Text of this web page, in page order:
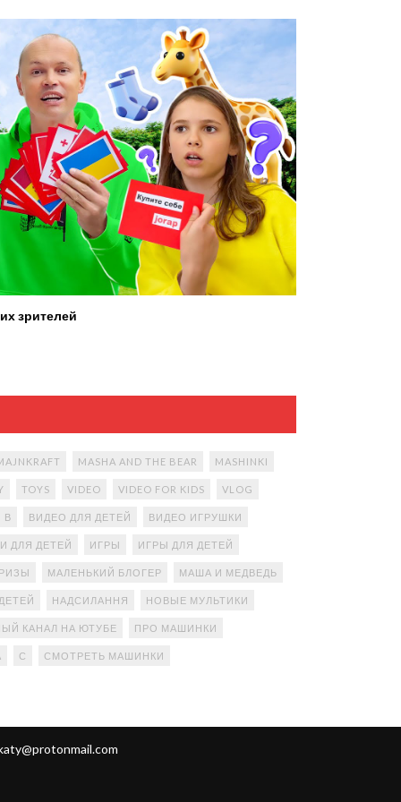
зрителей
MASHA AND THE BEAR MASHINKI
TOYS VIDEO VIDEO FOR KIDS VLOG
В ВИДЕО ДЛЯ ДЕТЕЙ ВИДЕО ИГРУШКИ
ДЛЯ ДЕТЕЙ ИГРЫ ИГРЫ ДЛЯ ДЕТЕЙ
МАЛЕНЬКИЙ БЛОГЕР МАША И МЕДВЕДЬ
НАДСИЛАННЯ НОВЫЕ МУЛЬТИКИ
КАНАЛ НА ЮТУБЕ ПРО МАШИНКИ
С СМОТРЕТЬ МАШИНКИ